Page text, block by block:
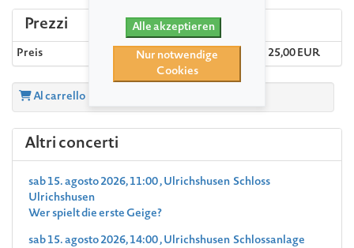
Prezzi
Preis 25,00 EUR
Al carrello
Altri concerti
sab 15. agosto 2026, 11:00 , Ulrichshusen Schloss
Ulrichshusen
Wer spielt die erste Geige?
sab 15. agosto 2026, 14:00 , Ulrichshusen Schlossanlage
Alle akzeptieren
Nur notwendige
Cookies